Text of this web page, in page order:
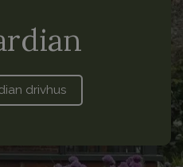
drivhus